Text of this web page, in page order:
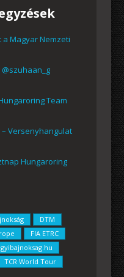
Magyar Nemzeti
Team
– Versenyhangulat
Hungaroring
DTM
FIA ETRC
TCR World Tour